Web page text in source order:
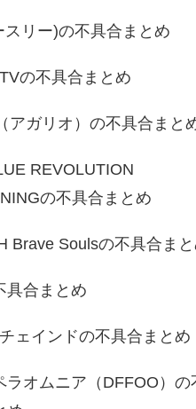
スリー)の不具合まとめ
の不具合まとめ
アガリオ）の不具合まと
REVOLUTION
の不具合まとめ
Brave Soulsの不具合ま
具合まとめ
ェインドの不具合まとめ
ラオムニア（DFFOO）の